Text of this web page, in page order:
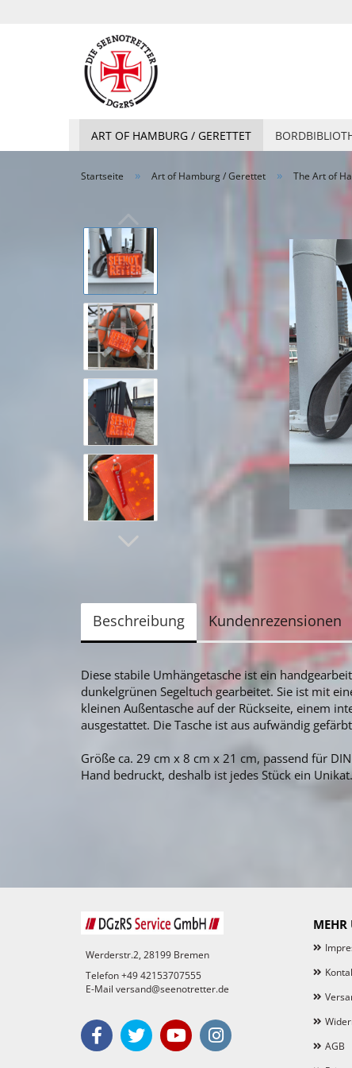
ART OF HAMBURG / GERETTET
Startseite » Art of Hamburg / Gerettet » The Art of
Beschreibung Kundenrezensionen
Diese stabile Umhängetasche ist ein
dunkelgrünen Segeltuch gearbeitet. Sie ist mit
kleinen Außentasche auf der Rückseite, einem
ausgestattet. Die Tasche ist aus aufwändig
Größe ca. 29 cm x 8 cm x 21 cm, passend für
Hand bedruckt, deshalb ist jedes Stück ein
MEHR
AGB
Werderstr.2, 28199 Bremen
Telefon +49 42153707555
E-Mail versand@seenotretter.de